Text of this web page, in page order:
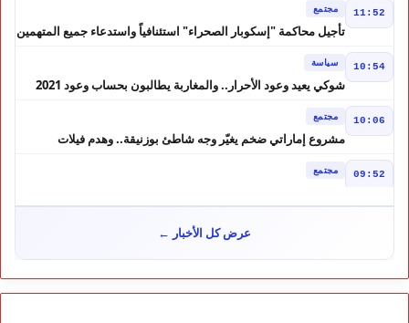
11:52 مجتمع
تأجيل محاكمة "إسكوبار الصحراء" استئنافياً واستدعاء جميع المتهمين
10:54 سياسة
شوكي يعيد وعود الأحرار.. والمغاربة يطالبون بحساب وعود 2021
10:06 مجتمع
مشروع إماراتي ضخم يغيّر وجه شاطئ بوزنيقة.. وهدم فيلات
09:52 مجتمع
الضحايا
المغرب
09:43 خارج الحدود
عرض كل الأخبار ←